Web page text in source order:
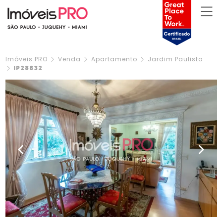
Imóveis PRO Venda Apartamento
Jardim Paulista
IP28832
Previous Next